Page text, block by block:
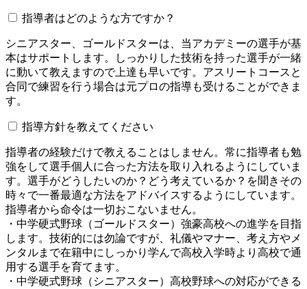
指導者はどのような方ですか？
シニアスター、ゴールドスターは、当アカデミーの選手が基
本はサポートします。しっかりした技術を持った選手が一緒
に動いて教えますので上達も早いです。アスリートコースと
合同で練習を行う場合は元プロの指導も受けることができま
す。
指導方針を教えてください
指導者の経験だけで教えることはしません。常に指導者も勉
強をして選手個人に合った方法を取り入れるようにしていま
す。選手がどうしたいのか？どう考えているか？を聞きその
時々で一番最適な方法をアドバイスするようにしています。
指導者から命令は一切おこないません。
・中学硬式野球（ゴールドスター）強豪高校への進学を目指
します。技術的には勿論ですが、礼儀やマナー、考え方やメ
ンタルまで在籍中にしっかり学んで高校入学時より高校で通
用する選手を育てます。
・中学硬式野球（シニアスター）高校野球への対応ができる